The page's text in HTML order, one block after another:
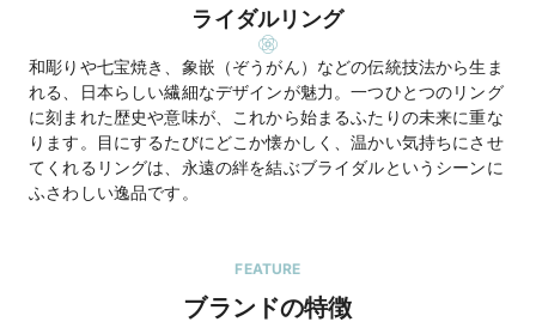
ライダルリング
和彫りや七宝焼き、象嵌（ぞうがん）などの伝統技法から生ま
れる、日本らしい繊細なデザインが魅力。一つひとつのリング
に刻まれた歴史や意味が、これから始まるふたりの未来に重な
ります。目にするたびにどこか懐かしく、温かい気持ちにさせ
てくれるリングは、永遠の絆を結ぶブライダルというシーンに
ふさわしい逸品です。
FEATURE
ブランドの特徴